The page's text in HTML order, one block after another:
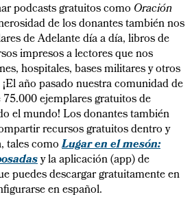
podcasts gratuitos como Oración
de los donantes también nos
de Adelante día a día, libros de
impresos a lectores que nos
hospitales, bases militares y otros
año pasado nuestra comunidad de
ejemplares gratuitos de
el mundo! Los donantes también
recursos gratuitos dentro y
tales comoLugar en el mesón:
y la aplicación (app) de
puedes descargar gratuitamente en
en español.